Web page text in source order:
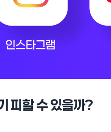
피할 수 있을까?